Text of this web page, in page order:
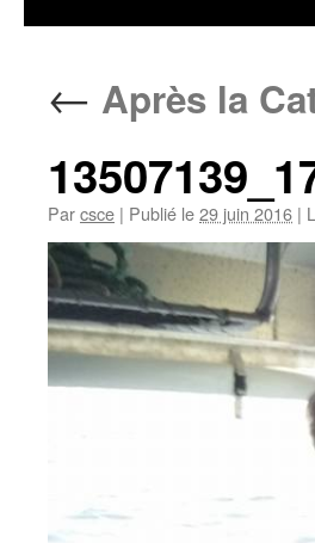
← Après la
Parcsce | Publié le29 juin 2016 |